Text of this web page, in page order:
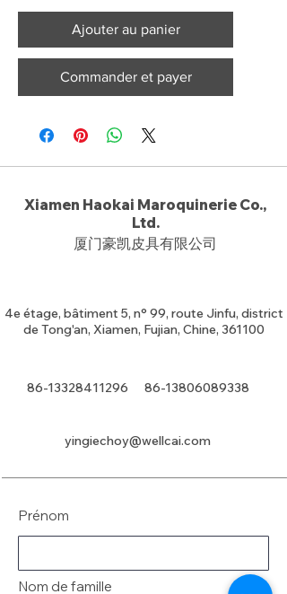
Ajouter au panier
Commander et payer
Xiamen Haokai Maroquinerie Co.,
Ltd.
厦门豪凯皮具有限公司
4e étage, bâtiment 5, n° 99, route Jinfu, district
de Tong'an, Xiamen, Fujian, Chine, 361100
86-13328411296 86-13806089338
yingiechoy@wellcai.com
Prénom
Nom de famille